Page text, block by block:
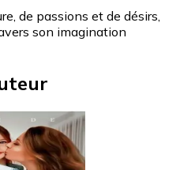
de passions et de désirs,
son imagination